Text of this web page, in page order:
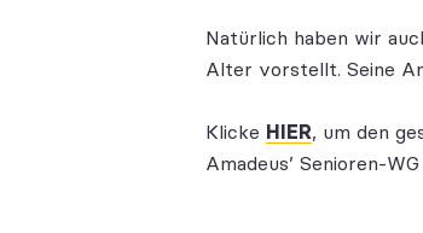
Natürlich haben wir
Alter vorstellt. Seine
Klicke HIER, um den
Amadeus’ Senioren-